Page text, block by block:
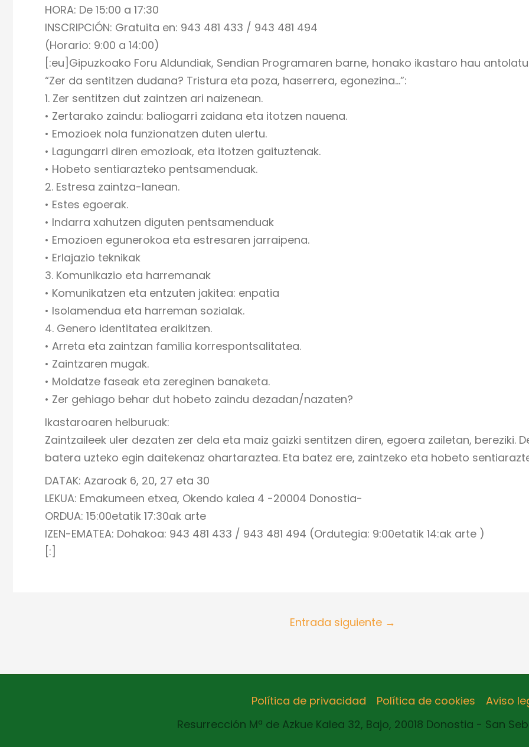
HORA: De 15:00 a 17:30
INSCRIPCIÓN: Gratuita en: 943 481 433 / 943 481 494
(Horario: 9:00 a 14:00)
[:eu]Gipuzkoako Foru Aldundiak, Sendian Programaren barne, honako ikastaro hau
“Zer da sentitzen dudana? Tristura eta poza, haserrera, egonezina…”:
1. Zer sentitzen dut zaintzen ari naizenean.
• Zertarako zaindu: baliogarri zaidana eta itotzen nauena.
• Emozioek nola funzionatzen duten ulertu.
• Lagungarri diren emozioak, eta itotzen gaituztenak.
• Hobeto sentiarazteko pentsamenduak.
2. Estresa zaintza-lanean.
• Estes egoerak.
• Indarra xahutzen diguten pentsamenduak
• Emozioen egunerokoa eta estresaren jarraipena.
• Erlajazio teknikak
3. Komunikazio eta harremanak
• Komunikatzen eta entzuten jakitea: enpatia
• Isolamendua eta harreman sozialak.
4. Genero identitatea eraikitzen.
• Arreta eta zaintzan familia korrespontsalitatea.
• Zaintzaren mugak.
• Moldatze faseak eta zereginen banaketa.
• Zer gehiago behar dut hobeto zaindu dezadan/nazaten?
Ikastaroaren helburuak:
Zaintzaileek uler dezaten zer dela eta maiz gaizki sentitzen diren, egoera zailetan, bereziki.
batera uzteko egin daitekenaz ohartaraztea. Eta batez ere, zaintzeko eta hobeto
DATAK: Azaroak 6, 20, 27 eta 30
LEKUA: Emakumeen etxea, Okendo kalea 4 -20004 Donostia-
ORDUA: 15:00etatik 17:30ak arte
IZEN-EMATEA: Dohakoa: 943 481 433 / 943 481 494 (Ordutegia: 9:00etatik 14:ak arte )
[:]
Entrada siguiente →
Política de privacidad Política de cookies
Aviso
Resurrección Mª de Azkue Kalea 32, Bajo, 20018 Donostia - San